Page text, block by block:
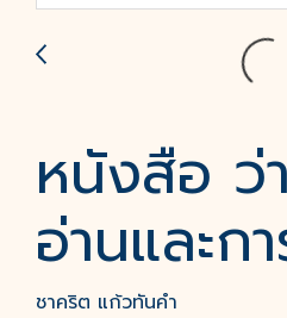
หนังสือ ว่
อ่านและก
ชาคริต แก้วทันคำ